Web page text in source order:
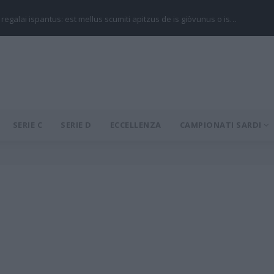
regalai ispantus: est mellus scumiti apitzus de is giòvunus o is…
SERIE C SERIE D ECCELLENZA CAMPIONATI SARDI